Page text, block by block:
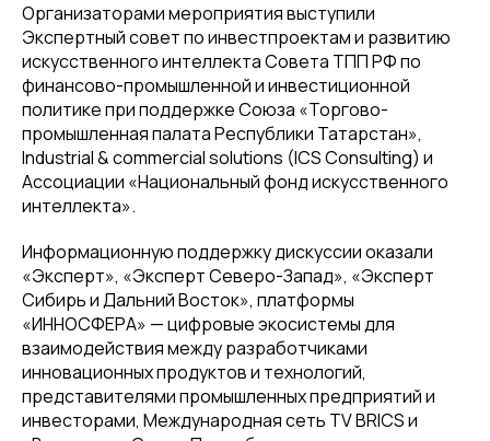
Организаторами мероприятия выступили
Экспертный совет по инвестпроектам и развитию
искусственного интеллекта Совета ТПП РФ по
финансово-промышленной и инвестиционной
политике при поддержке Союза «Торгово-
промышленная палата Республики Татарстан»,
Industrial & commercial solutions (ICS Consulting) и
Ассоциации «Национальный фонд искусственного
интеллекта».
Информационную поддержку дискуссии оказали
«Эксперт», «Эксперт Северо-Запад», «Эксперт
Сибирь и Дальний Восток», платформы
«ИННОСФЕРА» — цифровые экосистемы для
взаимодействия между разработчиками
инновационных продуктов и технологий,
представителями промышленных предприятий и
инвесторами, Международная сеть TV BRICS и